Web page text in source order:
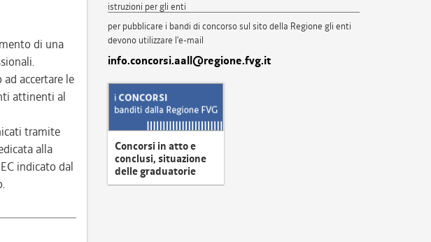
di una
accertare le
attinenti al
tramite
alla
indicato dal
istruzioni per gli enti
per pubblicare i bandi di concorso sul sito della Regione gli enti
devono utilizzare l'e-mail
info.concorsi.aall@regione.fvg.it
Concorsi in atto e
conclusi, situazione
delle graduatorie